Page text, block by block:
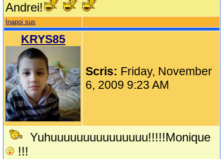
Andrei!
Inapoi sus
KRYS85
Scris: Friday, November
6, 2009 9:23 AM
Yuhuuuuuuuuuuuuuuu!!!!!Monique
!!!